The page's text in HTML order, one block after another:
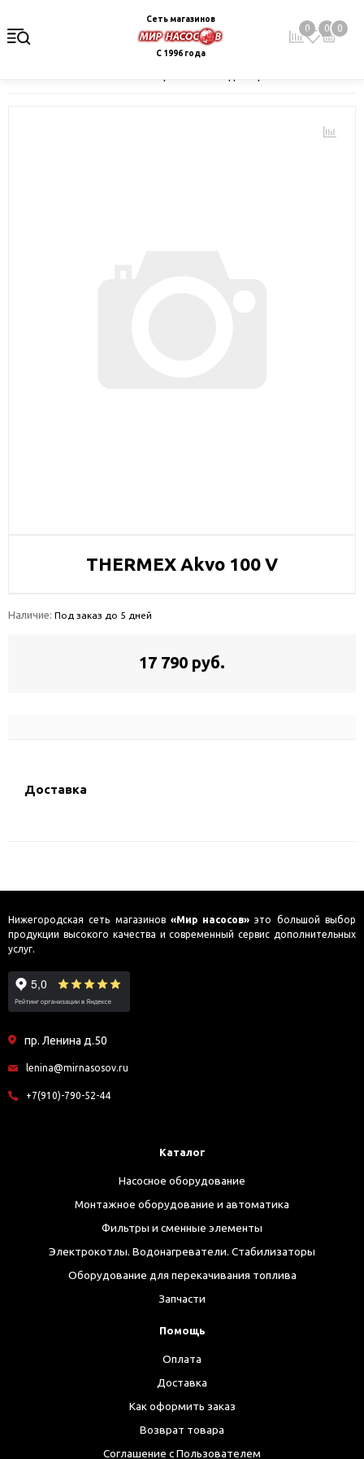
Сеть магазинов
С 1996 года
0 0 0
THERMEX Akvo 100 V
Наличие: Под заказ до 5 дней
17 790 руб.
Доставка
Нижегородская сеть магазинов «Мир насосов» это большой выбор
продукции высокого качества и современный сервис дополнительных
услуг.
пр. Ленина д.50
lenina@mirnasosov.ru
+7(910)-790-52-44
Каталог
Насосное оборудование
Монтажное оборудование и автоматика
Фильтры и сменные элементы
Электрокотлы. Водонагреватели. Стабилизаторы
Оборудование для перекачивания топлива
Запчасти
Помощь
Оплата
Доставка
Как оформить заказ
Возврат товара
Соглашение с Пользователем